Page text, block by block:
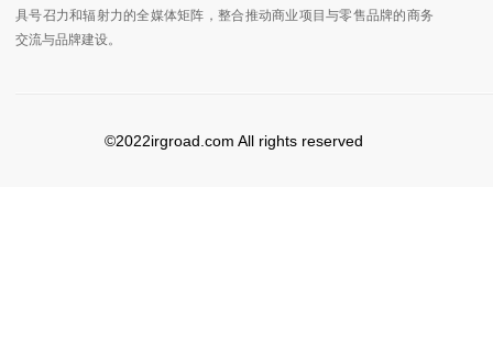
具号召力和辐射力的全媒体矩阵，整合推动商业项目与零售品牌的商务
交流与品牌建设。
©2022irgroad.com All rights reserved